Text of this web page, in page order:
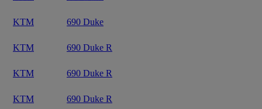
KTM 690 Duke
KTM 690 Duke R
KTM 690 Duke R
KTM 690 Duke R